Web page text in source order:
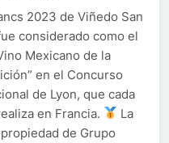
2023 de Viñedo San
considerado como el
Mexicano de la
en el Concurso
de Lyon, que cada
en Francia.
La
de Grupo